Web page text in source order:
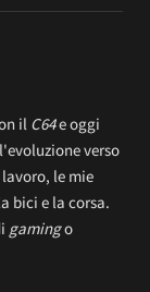
il C64e oggi
verso
lavoro, le mie
bici e la corsa.
gamingo